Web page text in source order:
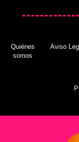
Quiénes
somos
Aviso